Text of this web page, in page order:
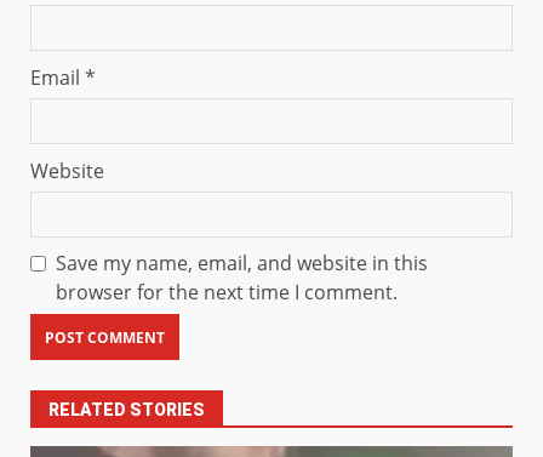
Email *
Website
Save my name, email, and website in this
browser for the next time I comment.
RELATED STORIES